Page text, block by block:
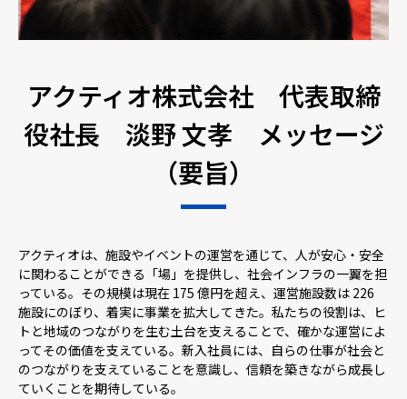
アクティオ株式会社 代表取締
役社長 淡野 文孝 メッセージ
（要旨）
アクティオは、施設やイベントの運営を通じて、人が安心・安全
に関わることができる「場」を提供し、社会インフラの一翼を担
っている。その規模は現在 175 億円を超え、運営施設数は 226
施設にのぼり、着実に事業を拡大してきた。私たちの役割は、ヒ
トと地域のつながりを生む土台を支えることで、確かな運営によ
ってその価値を支えている。新入社員には、自らの仕事が社会と
のつながりを支えていることを意識し、信頼を築きながら成長し
ていくことを期待している。